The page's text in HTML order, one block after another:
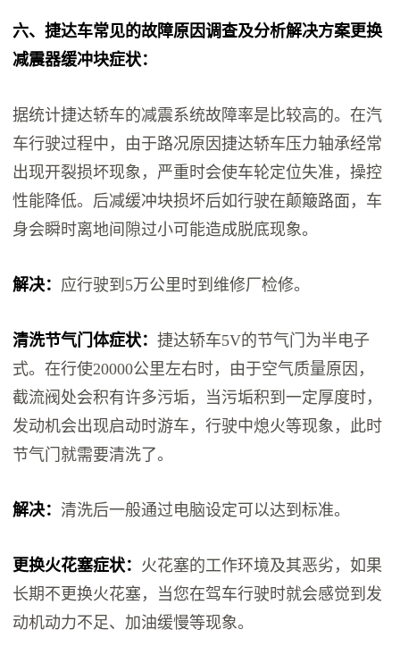
六、捷达车常见的故障原因调查及分析解决方案更换
减震器缓冲块症状：
据统计捷达轿车的减震系统故障率是比较高的。在汽
车行驶过程中，由于路况原因捷达轿车压力轴承经常
出现开裂损坏现象，严重时会使车轮定位失准，操控
性能降低。后减缓冲块损坏后如行驶在颠簸路面，车
身会瞬时离地间隙过小可能造成脱底现象。
解决： 应行驶到5万公里时到维修厂检修。
清洗节气门体症状：捷达轿车5V的节气门为半电子
式。在行使20000公里左右时，由于空气质量原因，
截流阀处会积有许多污垢，当污垢积到一定厚度时，
发动机会出现启动时游车，行驶中熄火等现象，此时
节气门就需要清洗了。
解决： 清洗后一般通过电脑设定可以达到标准。
更换火花塞症状： 火花塞的工作环境及其恶劣，如果
长期不更换火花塞，当您在驾车行驶时就会感觉到发
动机动力不足、加油缓慢等现象。